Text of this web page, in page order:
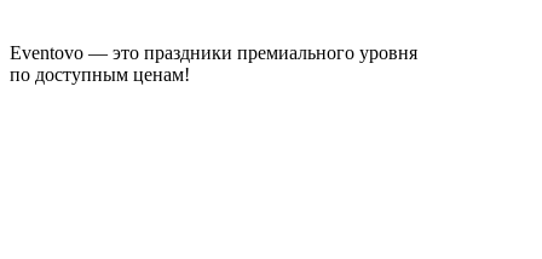
Eventovo — это праздники премиального уровня
по доступным ценам!